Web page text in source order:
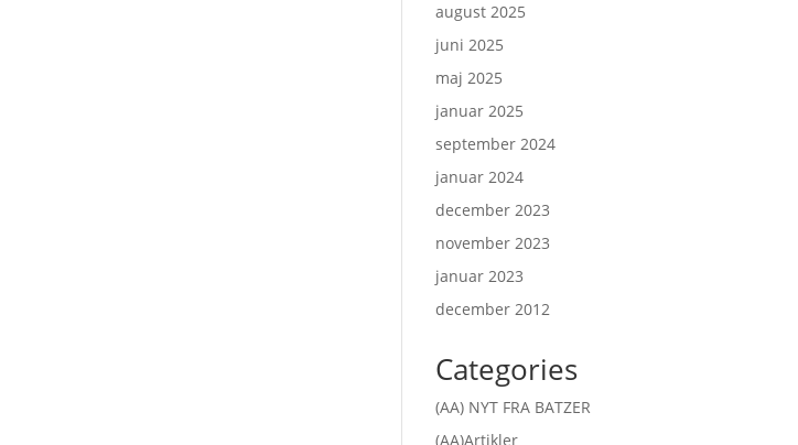
august 2025
juni 2025
maj 2025
januar 2025
september 2024
januar 2024
december 2023
november 2023
januar 2023
december 2012
Categories
(AA) NYT FRA BATZER
(AA)Artikler